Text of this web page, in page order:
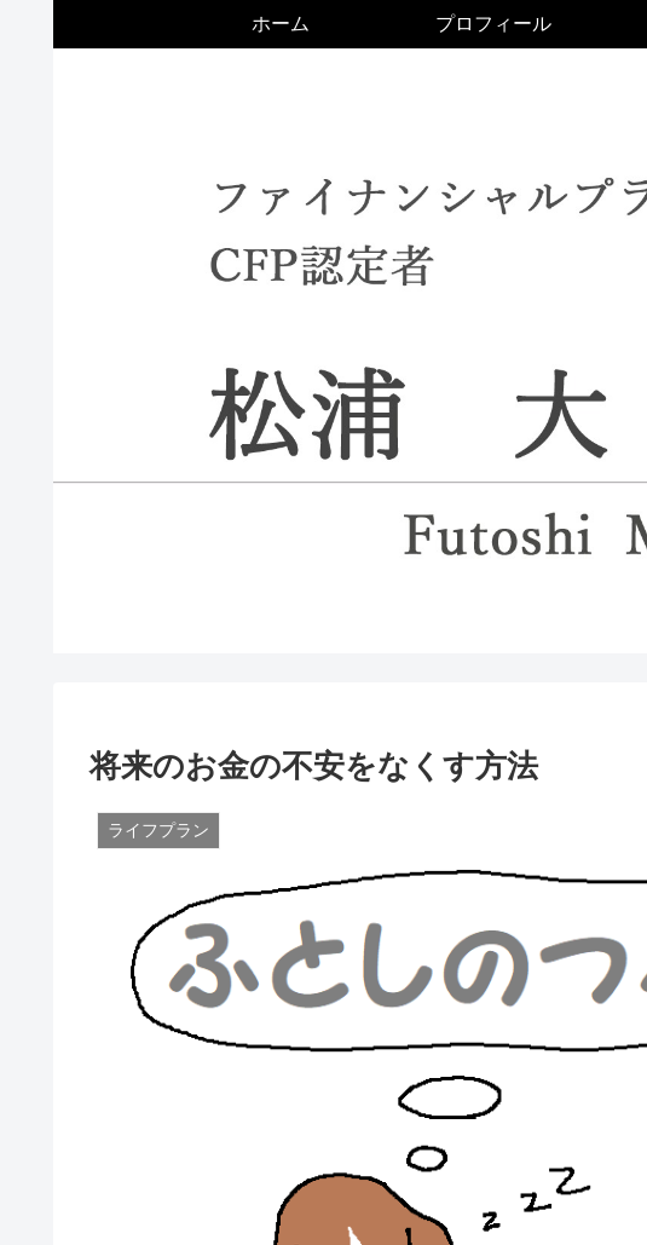
ホーム プロフィール
将来のお金の不安をなくす方法
ライフプラン